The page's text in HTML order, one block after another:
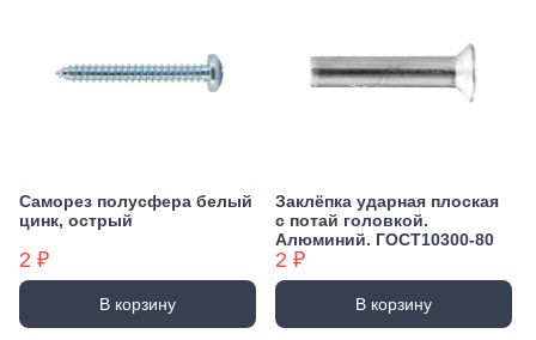
Саморез полусфера белый
цинк, острый
2 ₽
В корзину
Заклёпка ударная плоская
с потай головкой.
Алюминий. ГОСТ10300-80
2 ₽
В корзину